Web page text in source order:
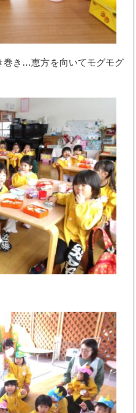
巻き…恵方を向いてモグモグ